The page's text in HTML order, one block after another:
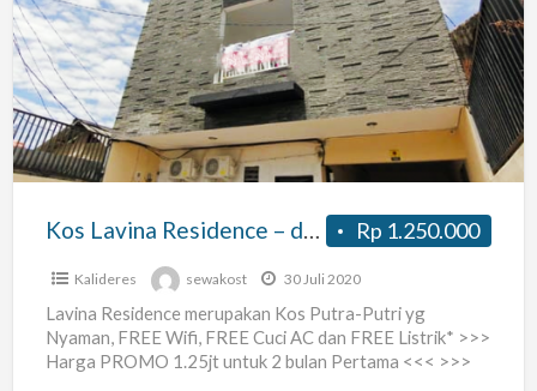
Lavina
Residence
–
dkt
Palem
Lestari
Taman
Surya
Kalideres
Cengkareng.
Rp 1.250.000
Kos Lavina Residence – dkt Palem Lestari dan Taman Surya Kalideres Cengkareng. Full AC cuma 1.4jt
Kalideres sewakost 30 Juli 2020
Lavina Residence merupakan Kos Putra-Putri yg
Nyaman, FREE Wifi, FREE Cuci AC dan FREE Listrik* >>>
Harga PROMO 1.25jt untuk 2 bulan Pertama <<< >>>